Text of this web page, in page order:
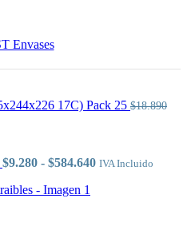
17C) Pack 25 $18.890
$9.280 - $584.640Rango
IVA Incluido